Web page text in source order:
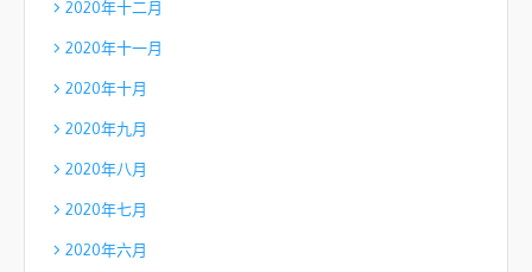
2020年十二月
2020年十一月
2020年十月
2020年九月
2020年八月
2020年七月
2020年六月